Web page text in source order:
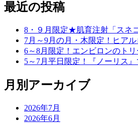
最近の投稿
8・９月限定★肌育注射「スネ
7月～9月の月・木限定！ヒア
6～8月限定！エンビロンのト
5～7月平日限定！『ノーリス
月別アーカイブ
2026年7月
2026年6月